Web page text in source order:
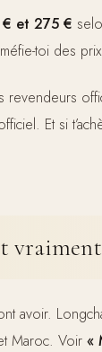
et 275 €
toi des
revendeurs
Et si
avoir.
Maroc. Voir «